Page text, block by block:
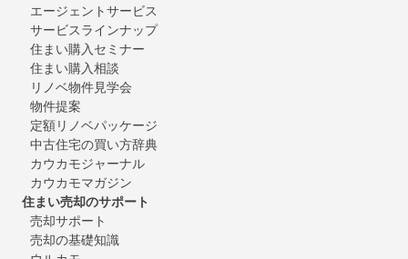
エージェントサービス
サービスラインナップ
住まい購入セミナー
住まい購入相談
リノベ物件見学会
物件提案
定額リノベパッケージ
中古住宅の買い方辞典
カウカモジャーナル
カウカモマガジン
住まい売却のサポート
売却サポート
売却の基礎知識